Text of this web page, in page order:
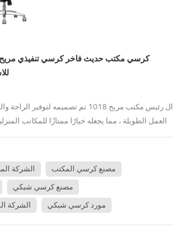
كرسي مكتب حديث فاخر كرسي تنفيذي مريح
ال رئيس مكتب مريح 1018 تم تصميمه
العمل الطويلة ، مما يجعله خيارًا ممتازًا للمكاتب
الشركة مصنع كرسي المكتب
مصنع كرسي شبكي
الشركة مورد كرسي شبكي